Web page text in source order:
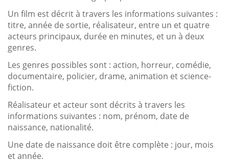
Un film est décrit à travers les informations suivantes :
titre, année de sortie, réalisateur, entre un et quatre
acteurs principaux, durée en minutes, et un à deux
genres.
Les genres possibles sont : action, horreur, comédie,
documentaire, policier, drame, animation et science-
fiction.
Réalisateur et acteur sont décrits à travers les
informations suivantes : nom, prénom, date de
naissance, nationalité.
Une date de naissance doit être complète : jour, mois
et année.